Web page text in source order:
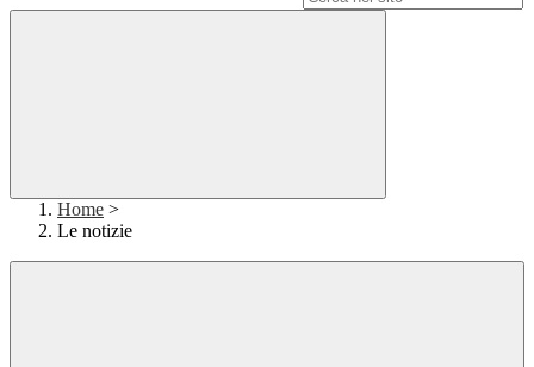
Home >
Le notizie